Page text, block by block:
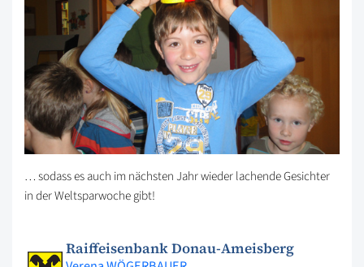
… sodass es auch im nächsten Jahr wieder lachende Gesichter
in der Weltsparwoche gibt!
Raiffeisenbank Donau-Ameisberg